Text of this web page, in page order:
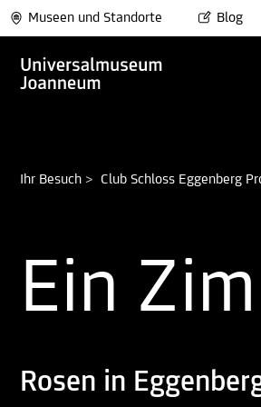
Museen und Standorte Blog
Ihr Besuch > Club Schloss Eggenberg
Ein
Rosen in